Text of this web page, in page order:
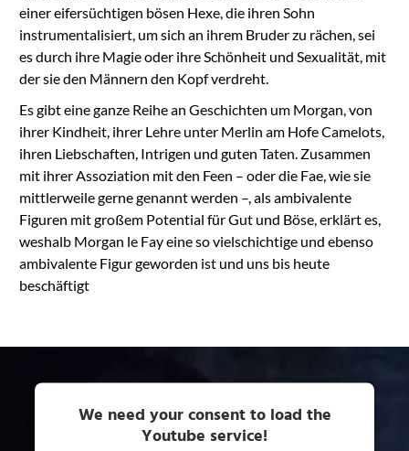
einer eifersüchtigen bösen Hexe, die ihren Sohn
instrumentalisiert, um sich an ihrem Bruder zu rächen, sei
es durch ihre Magie oder ihre Schönheit und Sexualität, mit
der sie den Männern den Kopf verdreht.
Es gibt eine ganze Reihe an Geschichten um Morgan, von
ihrer Kindheit, ihrer Lehre unter Merlin am Hofe Camelots,
ihren Liebschaften, Intrigen und guten Taten. Zusammen
mit ihrer Assoziation mit den Feen – oder die Fae, wie sie
mittlerweile gerne genannt werden –, als ambivalente
Figuren mit großem Potential für Gut und Böse, erklärt es,
weshalb Morgan le Fay eine so vielschichtige und ebenso
ambivalente Figur geworden ist und uns bis heute
beschäftigt
We need your consent to load the
Youtube service!